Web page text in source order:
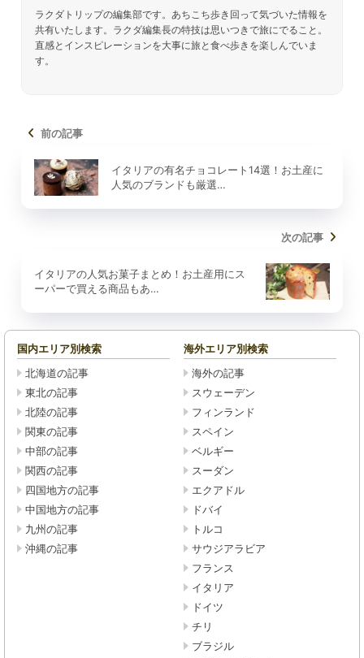
ラクダトリップの編集部です。あちこち歩き回って気づいた情報を
共有いたします。ラクダ編集長の特技は思いつきで旅にでること。
直感とインスピレーションを大事に旅と食べ歩きを楽しんでいま
す。
前の記事
イタリアの有名チョコレート14選！お土産に
人気のブランドも厳選…
次の記事
イタリアの人気お菓子まとめ！お土産用にス
ーパーで買える商品もあ…
国内エリア別検索
北海道の記事
東北の記事
北陸の記事
関東の記事
中部の記事
関西の記事
四国地方の記事
中国地方の記事
九州の記事
沖縄の記事
海外エリア別検索
海外の記事
スウェーデン
フィンランド
スペイン
ベルギー
スーダン
エクアドル
ドバイ
トルコ
サウジアラビア
フランス
イタリア
ドイツ
チリ
ブラジル